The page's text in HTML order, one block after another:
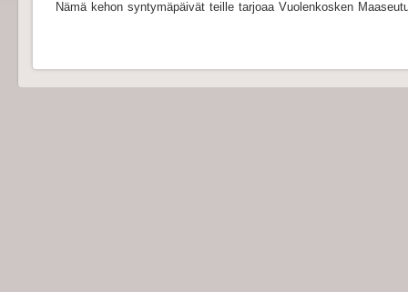
Nämä kehon syntymäpäivät teille tarjoaa Vuolenkosken